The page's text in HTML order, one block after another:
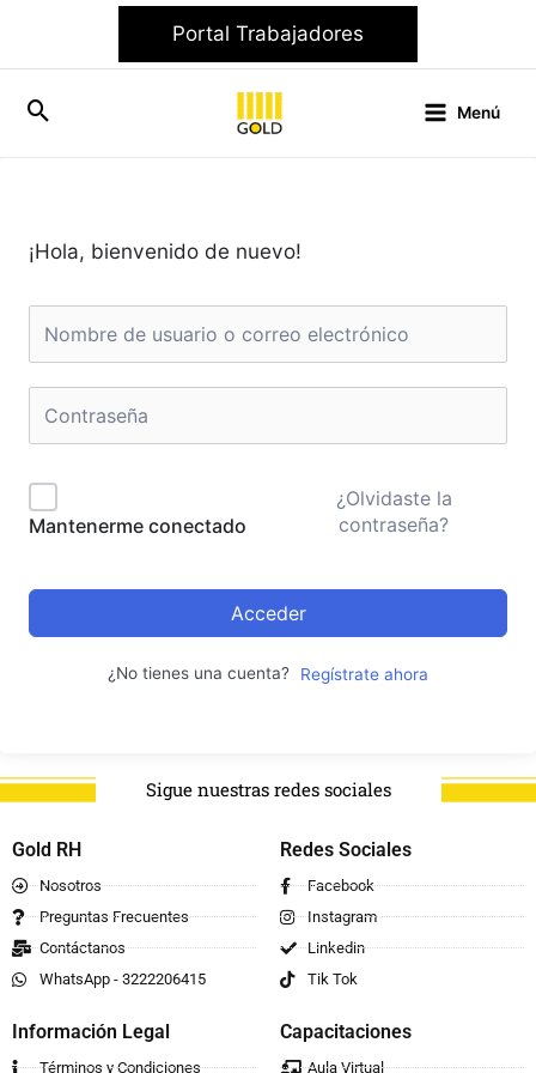
contenido
Portal Trabajadores
Menú
¡Hola, bienvenido de nuevo!
Mantenerme conectado
¿Olvidaste la
contraseña?
Acceder
¿No tienes una cuenta? Regístrate ahora
Sigue nuestras redes sociales
Gold RH
Nosotros
Preguntas Frecuentes
Contáctanos
WhatsApp - 3222206415
Redes Sociales
Facebook
Instagram
Linkedin
Tik Tok
Información Legal
Términos y Condiciones
Capacitaciones
Aula Virtual